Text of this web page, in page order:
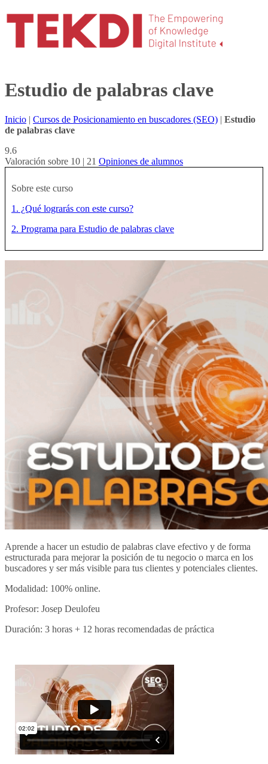
Estudio de palabras clave
Inicio | Cursos de Posicionamiento en buscadores (SEO) | Estudio
de palabras clave
9.6
Valoración sobre 10 | 21 Opiniones de alumnos
Sobre este curso
1. ¿Qué lograrás con este curso?
2. Programa para Estudio de palabras clave
Aprende a hacer un estudio de palabras clave efectivo y de forma
estructurada para mejorar la posición de tu negocio o marca en los
buscadores y ser más visible para tus clientes y potenciales clientes.
Modalidad: 100% online.
Profesor: Josep Deulofeu
Duración: 3 horas + 12 horas recomendadas de práctica